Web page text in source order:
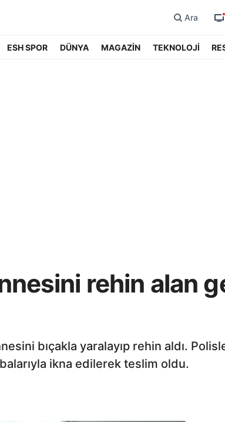
Ara
ESH SPOR DÜNYA MAGAZİN TEKNOLOJİ
rehin alan
bıçakla yaralayıp rehin aldı.
ikna edilerek teslim oldu.